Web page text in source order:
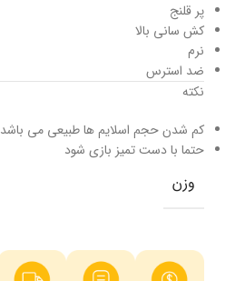
پر قلنج
کش سانی بالا
نرم
ضد استرس
نکته
کم شدن حجم اسلایم ها طبیعی می باشد
حتما با دست تمیز بازی شود
وزن